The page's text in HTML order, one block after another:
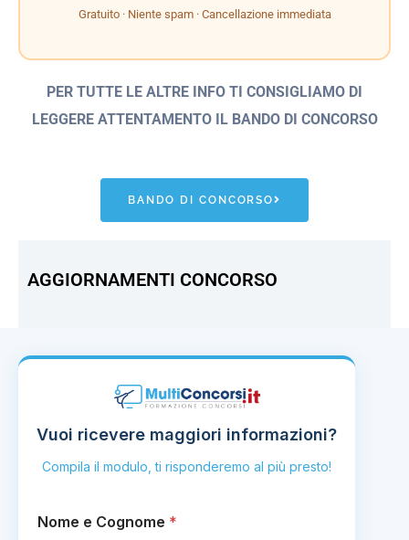
Gratuito · Niente spam · Cancellazione immediata
PER TUTTE LE ALTRE INFO TI CONSIGLIAMO DI
LEGGERE ATTENTAMENTO IL BANDO DI CONCORSO
BANDO DI CONCORSO
AGGIORNAMENTI CONCORSO
Vuoi ricevere maggiori informazioni?
Compila il modulo, ti risponderemo al più presto!
Nome e Cognome *